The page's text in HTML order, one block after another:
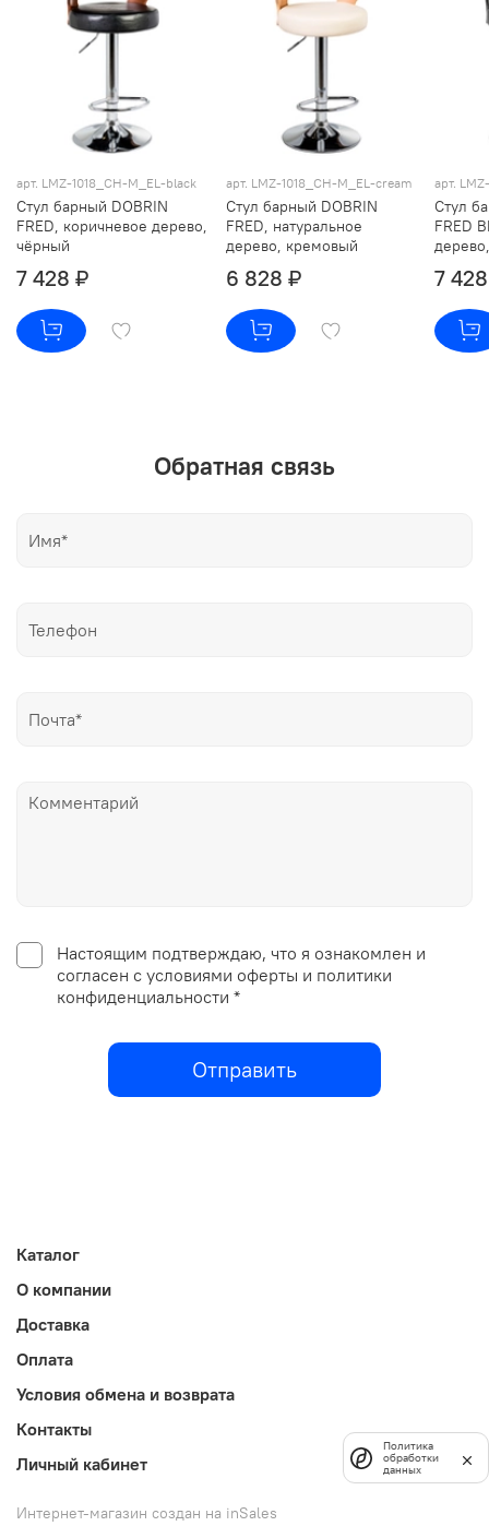
арт. LMZ-1018_CH-M_EL-black
Стул барный DOBRIN
FRED, коричневое дерево,
чёрный
7 428 ₽
арт. LMZ-1018_CH-M_EL-cream
Стул барный DOBRIN
FRED, натуральное
дерево, кремовый
6 828 ₽
арт.
Стул
FRED
7
Обратная связь
Настоящим подтверждаю, что я ознакомлен и
согласен с условиями оферты и политики
конфиденциальности *
Отправить
Каталог
О компании
Доставка
Оплата
Условия обмена и возврата
Контакты
Личный кабинет
Интернет-магазин создан на inSales
Политика
обработки
данных